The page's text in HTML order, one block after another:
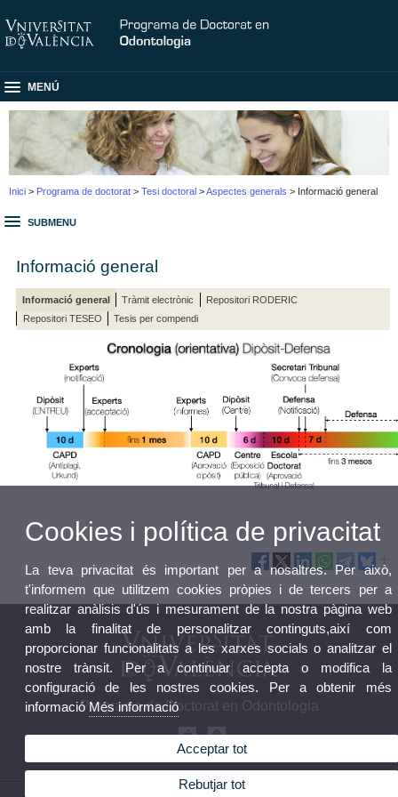
MENÚ
Inici > Programa de doctorat > Tesi doctoral >Aspectes generals > Informació general
SUBMENU
Informació general
Informació general Tràmit electrònic
Repositori RODERIC
Repositori TESEO
Tesis per compendi
Programa de Doctorat en Odontologia
Cookies i política de privacitat
La teva privacitat és important per a nosaltres. Per això,
t'informem que utilitzem cookies pròpies i de tercers per a
realitzar anàlisis d'ús i mesurament de la nostra pàgina web
amb la finalitat de personalitzar continguts,així com
proporcionar funcionalitats a les xarxes socials o analitzar el
nostre trànsit. Per a continuar accepta o modifica la
configuració de les nostres cookies. Per a obtenir més
informacióMés informació
Acceptar tot
Rebutjar tot